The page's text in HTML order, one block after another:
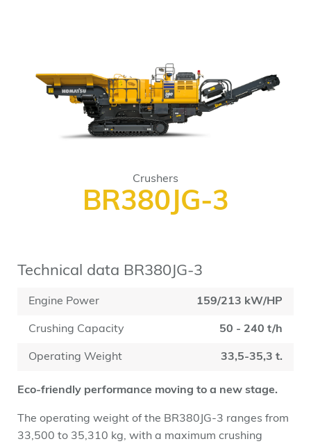
Crushers
BR380JG-3
Technical data BR380JG-3
Engine Power 159/213 kW/HP
Crushing Capacity 50 - 240 t/h
Operating Weight 33,5-35,3 t.
Eco-friendly performance moving to a new stage.
The operating weight of the BR380JG-3 ranges from
33,500 to 35,310 kg, with a maximum crushing